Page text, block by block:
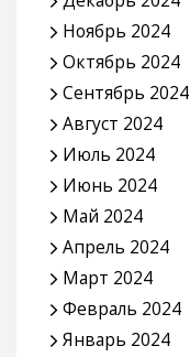
Ноябрь 2024
Октябрь 2024
Сентябрь 2024
Август 2024
Июль 2024
Июнь 2024
Май 2024
Апрель 2024
Март 2024
Февраль 2024
Январь 2024